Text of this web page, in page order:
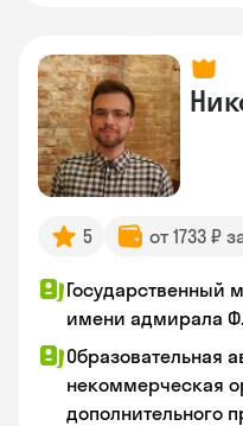
5 от 1733 ₽
Государственный
имени адмирала
Образовательная
некоммерческая
дополнительного